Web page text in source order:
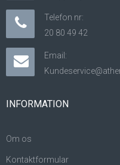
Telefon nr:
20 80 49 42
Email:
INFORMATION
Om os
Kontaktformular